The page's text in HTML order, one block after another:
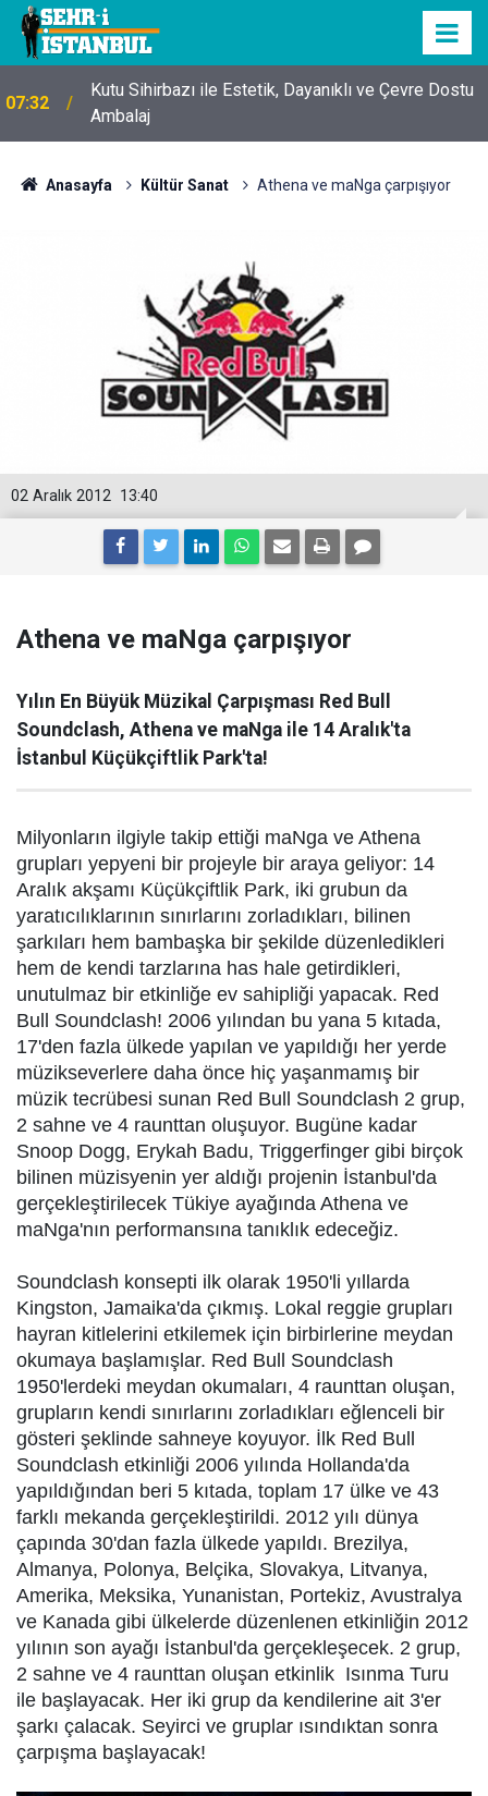
07:32
Kutu Sihirbazı ile Estetik, Dayanıklı ve Çevre Dostu
Ambalaj
Anasayfa Kültür Sanat Athena ve maNga çarpışıyor
13:40
02 Aralık 2012
Athena ve maNga çarpışıyor
Yılın En Büyük Müzikal Çarpışması Red Bull
Soundclash, Athena ve maNga ile 14 Aralık'ta
İstanbul Küçükçiftlik Park'ta!
Milyonların ilgiyle takip ettiği maNga ve Athena
grupları yepyeni bir projeyle bir araya geliyor: 14
Aralık akşamı Küçükçiftlik Park, iki grubun da
yaratıcılıklarının sınırlarını zorladıkları, bilinen
şarkıları hem bambaşka bir şekilde düzenledikleri
hem de kendi tarzlarına has hale getirdikleri,
unutulmaz bir etkinliğe ev sahipliği yapacak. Red
Bull Soundclash! 2006 yılından bu yana 5 kıtada,
17'den fazla ülkede yapılan ve yapıldığı her yerde
müzikseverlere daha önce hiç yaşanmamış bir
müzik tecrübesi sunan Red Bull Soundclash 2 grup,
2 sahne ve 4 raunttan oluşuyor. Bugüne kadar
Snoop Dogg, Erykah Badu, Triggerfinger gibi birçok
bilinen müzisyenin yer aldığı projenin İstanbul'da
gerçekleştirilecek Tükiye ayağında Athena ve
maNga'nın performansına tanıklık edeceğiz.
Soundclash konsepti ilk olarak 1950'li yıllarda
Kingston, Jamaika'da çıkmış. Lokal reggie grupları
hayran kitlelerini etkilemek için birbirlerine meydan
okumaya başlamışlar. Red Bull Soundclash
1950'lerdeki meydan okumaları, 4 raunttan oluşan,
grupların kendi sınırlarını zorladıkları eğlenceli bir
gösteri şeklinde sahneye koyuyor. İlk Red Bull
Soundclash etkinliği 2006 yılında Hollanda'da
yapıldığından beri 5 kıtada, toplam 17 ülke ve 43
farklı mekanda gerçekleştirildi. 2012 yılı dünya
çapında 30'dan fazla ülkede yapıldı. Brezilya,
Almanya, Polonya, Belçika, Slovakya, Litvanya,
Amerika, Meksika, Yunanistan, Portekiz, Avustralya
ve Kanada gibi ülkelerde düzenlenen etkinliğin 2012
yılının son ayağı İstanbul'da gerçekleşecek. 2 grup,
2 sahne ve 4 raunttan oluşan etkinlik Isınma Turu
ile başlayacak. Her iki grup da kendilerine ait 3'er
şarkı çalacak. Seyirci ve gruplar ısındıktan sonra
çarpışma başlayacak!